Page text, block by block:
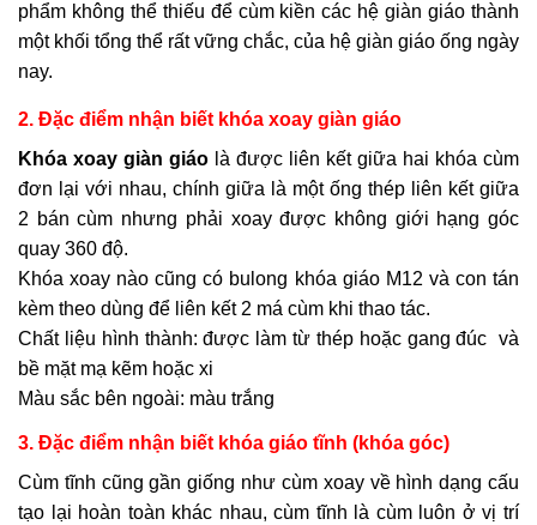
phẩm không thể thiếu để cùm kiền các hệ giàn giáo thành
một khối tổng thể rất vững chắc, của hệ giàn giáo ống ngày
nay.
2. Đặc điểm nhận biết khóa xoay giàn giáo
Khóa xoay giàn giáo là được liên kết giữa hai khóa cùm
đơn lại với nhau, chính giữa là một ống thép liên kết giữa
2 bán cùm nhưng phải xoay được không giới hạng góc
quay 360 độ.
Khóa xoay nào cũng có bulong khóa giáo M12 và con tán
kèm theo dùng để liên kết 2 má cùm khi thao tác.
Chất liệu hình thành: được làm từ thép hoặc gang đúc và
bề mặt mạ kẽm hoặc xi
Màu sắc bên ngoài: màu trắng
3. Đặc điểm nhận biết khóa giáo tĩnh (khóa góc)
Cùm tĩnh cũng gần giống như cùm xoay về hình dạng cấu
tạo lại hoàn toàn khác nhau, cùm tĩnh là cùm luôn ở vị trí